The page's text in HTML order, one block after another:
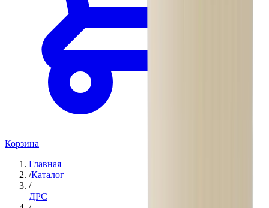
Корзина
Главная
/Каталог
/
ДРС